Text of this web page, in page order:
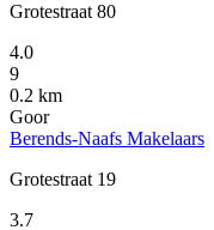
Grotestraat 80
4.0
9
0.2 km
Goor
Berends-Naafs Makelaars
Grotestraat 19
3.7